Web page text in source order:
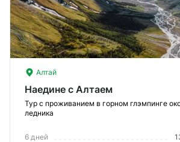
Алтай
Наедине с Алтаем
Тур с проживанием в горном глэмпинге
ледника
6 дней